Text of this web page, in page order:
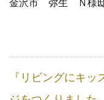
金沢市 弥生 Ｎ様
『リビングにキッ